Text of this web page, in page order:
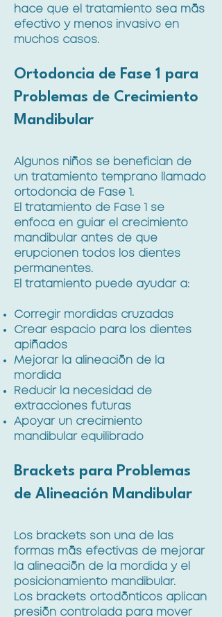
hace que el tratamiento sea más
efectivo y menos invasivo en
muchos casos.
Ortodoncia de Fase 1 para
Problemas de Crecimiento
Mandibular
Algunos niños se benefician de
un tratamiento temprano llamado
ortodoncia de Fase 1.
El tratamiento de Fase 1 se
enfoca en guiar el crecimiento
mandibular antes de que
erupcionen todos los dientes
permanentes.
El tratamiento puede ayudar a:
Corregir mordidas cruzadas
Crear espacio para los dientes
apiñados
Mejorar la alineación de la
mordida
Reducir la necesidad de
extracciones futuras
Apoyar un crecimiento
mandibular equilibrado
Brackets para Problemas
de Alineación Mandibular
Los brackets son una de las
formas más efectivas de mejorar
la alineación de la mordida y el
posicionamiento mandibular.
Los brackets ortodónticos aplican
presión controlada para mover